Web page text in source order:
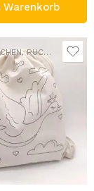
Warenkorb
,RUCKSÄCKE